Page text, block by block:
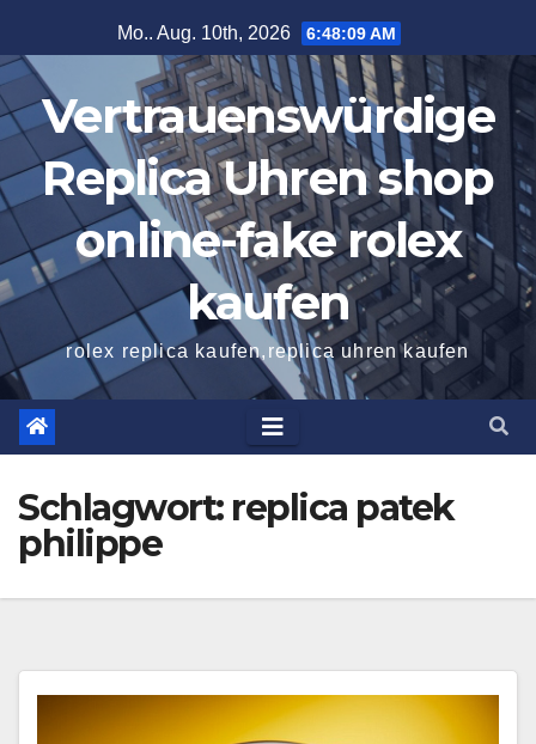
Inhalt
springen
Mo.. Aug. 10th, 2026 6:48:10 AM
Vertrauenswürdige
Replica Uhren shop
online-fake rolex
kaufen
rolex replica kaufen,replica uhren kaufen
Schlagwort: replica patek
philippe